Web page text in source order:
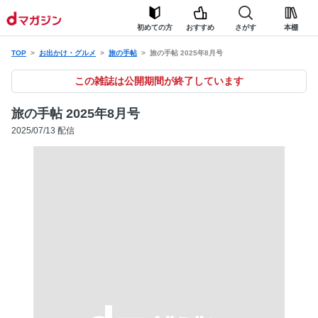
初めての方 おすすめ さがす 本棚
TOP お出かけ・グルメ 旅の手帖 旅の手帖 2025年8月号
この雑誌は公開期間が終了しています
旅の手帖 2025年8月号
2025/07/13 配信